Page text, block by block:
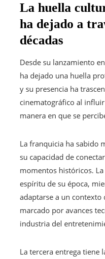
La huella
ha dejado a
décadas
Desde su lanzamiento
ha dejado una huella
y su presencia ha
cinematográfico al
manera en que se
La franquicia ha sabido
su capacidad de
momentos históricos.
espíritu de su época,
adaptarse a un
marcado por avances
industria del
La tercera entrega